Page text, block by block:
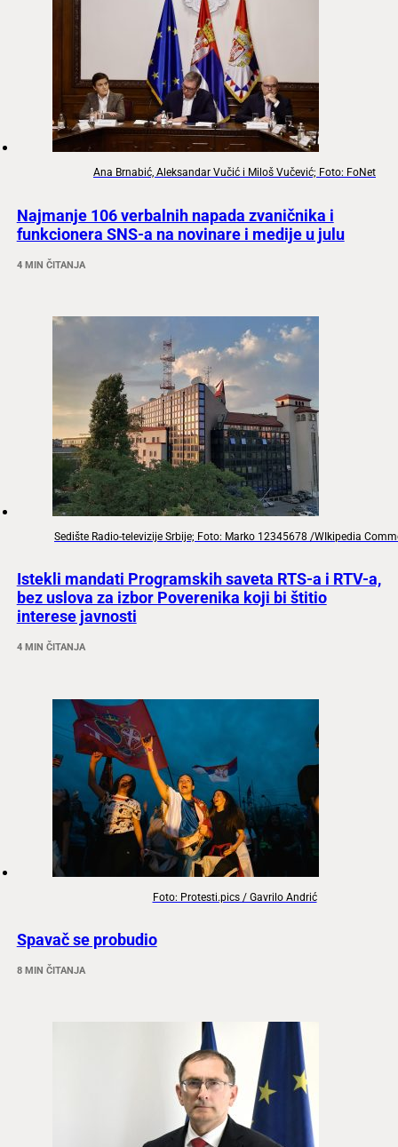
Ana Brnabić, Aleksandar Vučić i Miloš Vučević; Foto: FoNet
Najmanje 106 verbalnih napada zvaničnika i
funkcionera SNS-a na novinare i medije u julu
4 MIN ČITANJA
Sedište Radio-televizije Srbije; Foto: Marko 12345678 /WIkipedia
Istekli mandati Programskih saveta RTS-a i RTV-a,
bez uslova za izbor Poverenika koji bi štitio
interese javnosti
4 MIN ČITANJA
Foto: Protesti.pics / Gavrilo Andrić
Spavač se probudio
8 MIN ČITANJA